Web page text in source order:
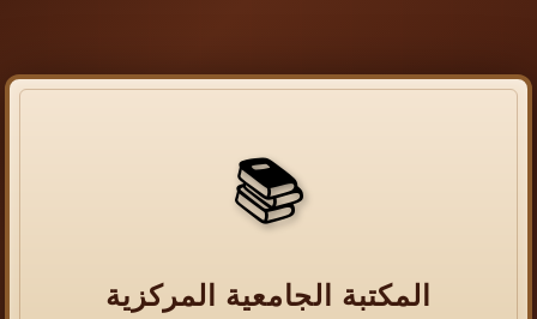
📚
المكتبة الجامعية المركزية